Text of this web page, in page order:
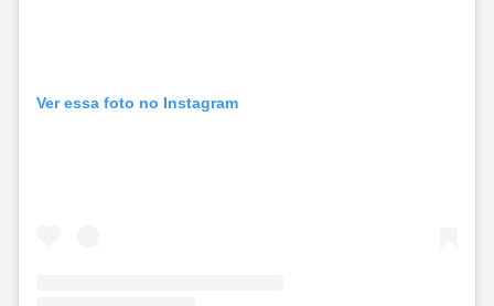
Ver essa foto no Instagram